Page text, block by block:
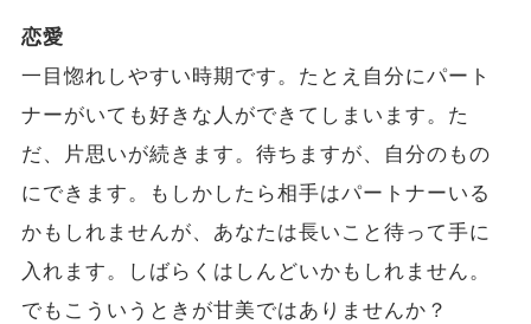
恋愛
一目惚れしやすい時期です。たとえ自分にパート
ナーがいても好きな人ができてしまいます。た
だ、片思いが続きます。待ちますが、自分のもの
にできます。もしかしたら相手はパートナーいる
かもしれませんが、あなたは長いこと待って手に
入れます。しばらくはしんどいかもしれません。
でもこういうときが甘美ではありませんか？